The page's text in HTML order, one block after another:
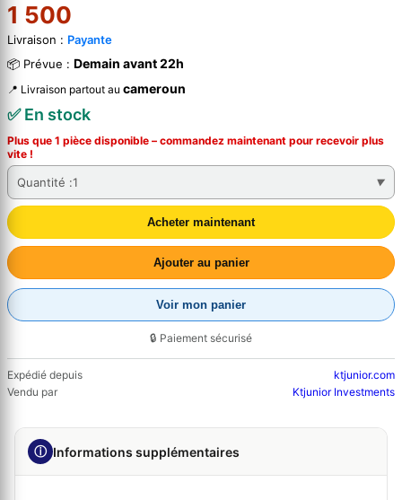
1 500
Livraison : Payante
📦 Prévue : Demain avant 22h
📍 Livraison partout au cameroun
✅ En stock
Plus que 1 pièce disponible – commandez maintenant pour recevoir plus
vite !
Quantité :1
Acheter maintenant
Ajouter au panier
Voir mon panier
🔒 Paiement sécurisé
Expédié depuis
ktjunior.com
Vendu par
Ktjunior Investments
ⓘ Informations supplémentaires